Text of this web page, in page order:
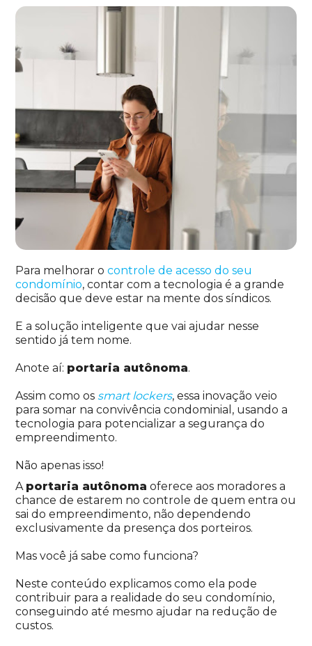
Para melhorar ocontrole de acesso do seu
condomínio, contar com a tecnologia é a grande
decisão que deve estar na mente dos síndicos.
E a solução inteligente que vai ajudar nesse
sentido já tem nome.
Anote aí: portaria autônoma.
Assim como os smart lockers, essa inovação veio
para somar na convivência condominial, usando a
tecnologia para potencializar a segurança do
empreendimento.
Não apenas isso!
A portaria autônoma oferece aos moradores a
chance de estarem no controle de quem entra ou
sai do empreendimento, não dependendo
exclusivamente da presença dos porteiros.
Mas você já sabe como funciona?
Neste conteúdo explicamos como ela pode
contribuir para a realidade do seu condomínio,
conseguindo até mesmo ajudar na redução de
custos.